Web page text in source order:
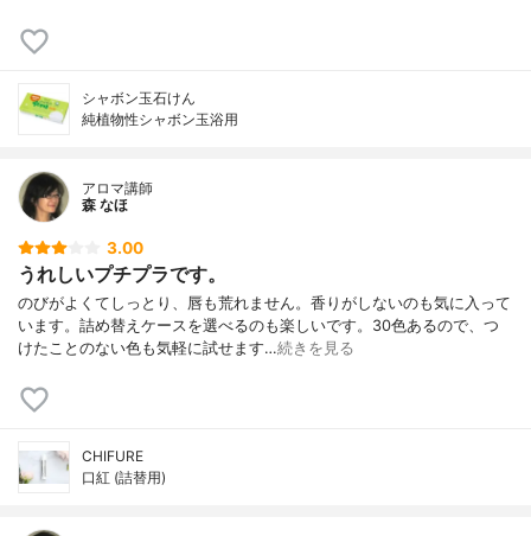
シャボン玉石けん
純植物性シャボン玉浴用
アロマ講師
森 なほ
3.00
うれしいプチプラです。
のびがよくてしっとり、唇も荒れません。香りがしないのも気に入って
います。詰め替えケースを選べるのも楽しいです。30色あるので、つ
けたことのない色も気軽に試せます…続きを見る
CHIFURE
口紅 (詰替用)